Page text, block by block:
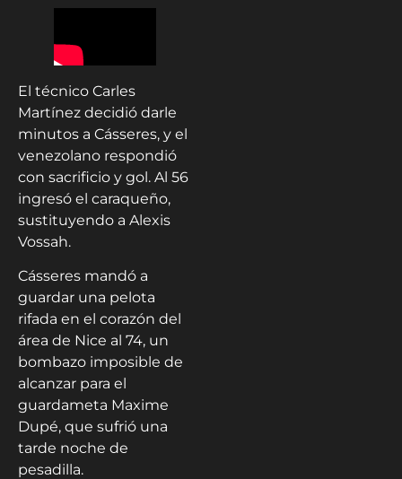
El técnico Carles
Martínez decidió darle
minutos a Cásseres, y el
venezolano respondió
con sacrificio y gol. Al 56
ingresó el caraqueño,
sustituyendo a Alexis
Vossah.
Cásseres mandó a
guardar una pelota
rifada en el corazón del
área de Nice al 74, un
bombazo imposible de
alcanzar para el
guardameta Maxime
Dupé, que sufrió una
tarde noche de
pesadilla.